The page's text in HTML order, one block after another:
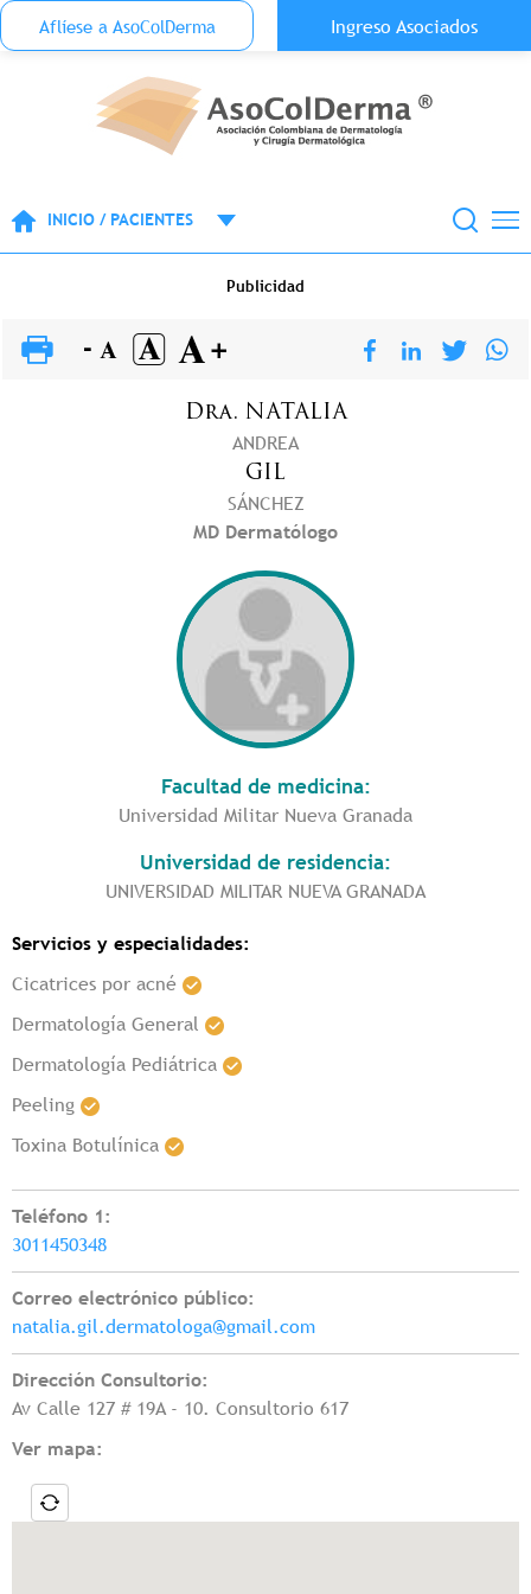
Pasar al contenido principal
Menu Top Anónimo
Aflíese a AsoColDerma Ingreso Asociados
INICIO / PACIENTES
Publicidad
Dra. NATALIA
ANDREA
GIL
SÁNCHEZ
MD Dermatólogo
Facultad de medicina:
Universidad Militar Nueva Granada
Universidad de residencia:
UNIVERSIDAD MILITAR NUEVA GRANADA
Servicios y especialidades:
Cicatrices por acné
Dermatología General
Dermatología Pediátrica
Peeling
Toxina Botulínica
Teléfono 1:
3011450348
Correo electrónico público:
natalia.gil.dermatologa@gmail.com
Dirección Consultorio:
Av Calle 127 # 19A - 10. Consultorio 617
Ver mapa: